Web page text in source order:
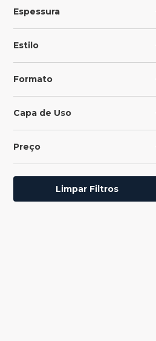
Espessura
Estilo
Formato
Capa de Uso
Preço
Limpar Filtros